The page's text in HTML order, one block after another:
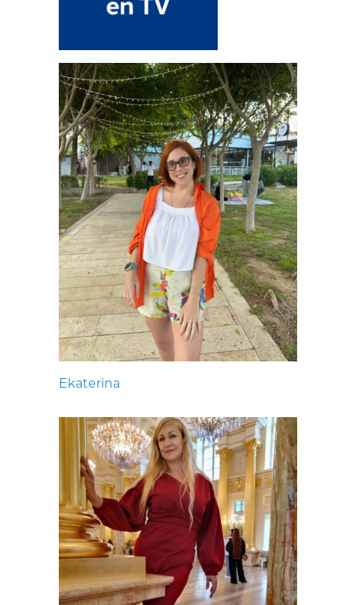
Ekaterina